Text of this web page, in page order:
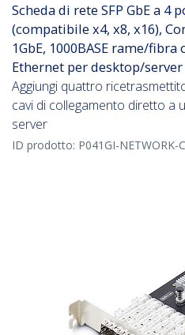
Scheda di rete SFP GbE a 4
(compatibile x4, x8, x16),
1GbE, 1000BASE rame/
Ethernet per desktop/
Aggiungi quattro
cavi di collegamento diretto a
server
ID prodotto: P041GI-NETWORK-